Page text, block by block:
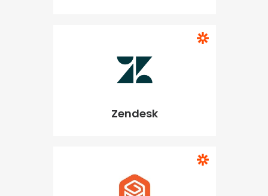
Zendesk